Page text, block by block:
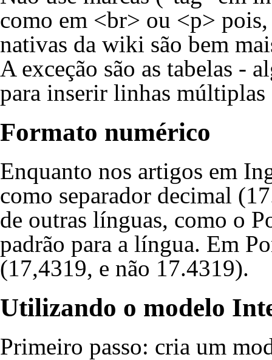
como em <br> ou <p>
nativas da wiki são bem
A exceção são as tabelas -
para inserir linhas múltiplas
Formato numérico
Enquanto nos artigos em
como separador decimal
de outras línguas, como o
padrão para a língua. Em
(17,4319, e não 17.4319).
Utilizando o modelo
Primeiro passo: cria um